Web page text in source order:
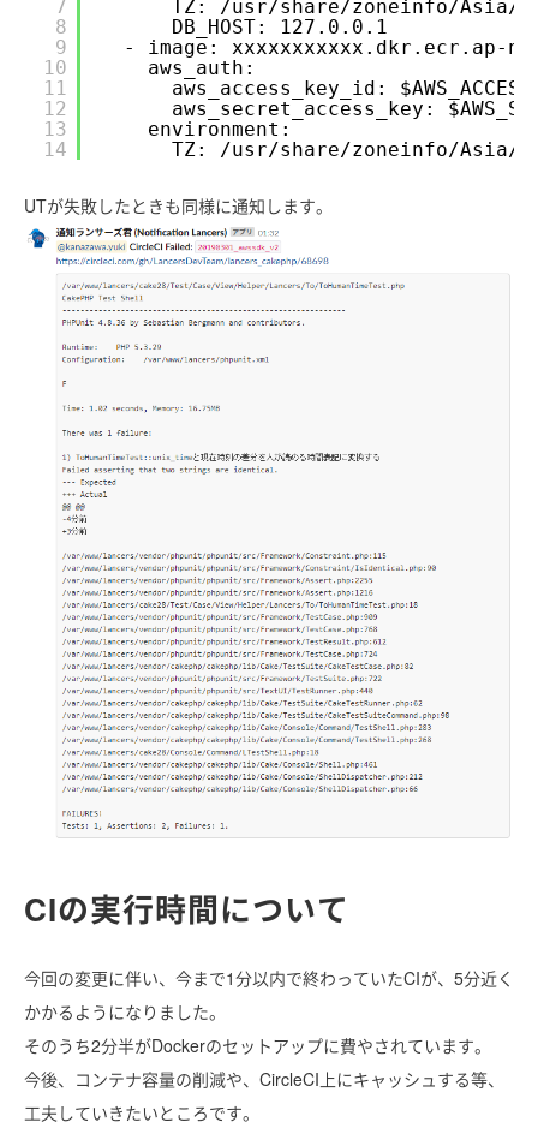
7
8
9
10
11
12
13
14
TZ:
/usr/share/zoneinfo/Asia/
DB_HOST: 127.0.0.1
- image: xxxxxxxxxxx.dkr.ecr.ap-
aws_auth:
aws_access_key_id:
aws_secret_access_key:
environment:
TZ:
/usr/share/zoneinfo/Asia/
UTが失敗したときも同様に通知します。
CIの実行時間について
今回の変更に伴い、今まで1分以内で終わっていたCIが、5分近く
かかるようになりました。
そのうち2分半がDockerのセットアップに費やされています。
今後、コンテナ容量の削減や、CircleCI上にキャッシュする等、
工夫していきたいところです。